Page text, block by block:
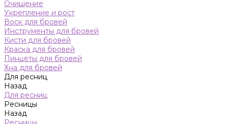
Очищение
Укрепление и рост
Воск для бровей
Инструменты для бровей
Кисти для бровей
Краска для бровей
Пинцеты для бровей
Хна для бровей
Для ресниц
Назад
Для ресниц
Ресницы
Назад